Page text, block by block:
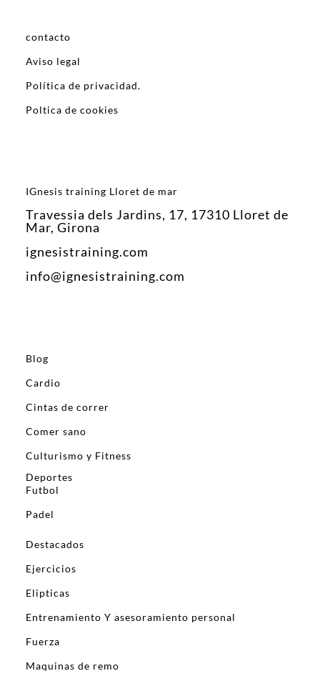
contacto
Aviso legal
Política de privacidad.
Poltica de cookies
IGnesis training Lloret de mar
Travessia dels Jardins, 17, 17310 Lloret de
Mar, Girona
ignesistraining.com
info@ignesistraining.com
Blog
Cardio
Cintas de correr
Comer sano
Culturismo y Fitness
Deportes
Futbol
Padel
Destacados
Ejercicios
Elipticas
Entrenamiento Y asesoramiento personal
Fuerza
Maquinas de remo